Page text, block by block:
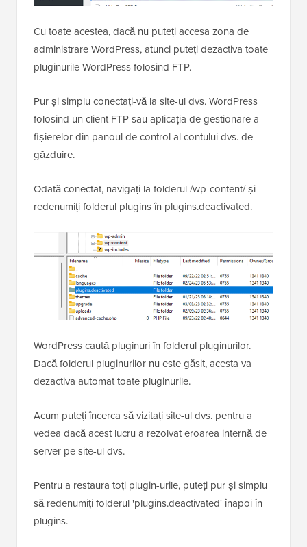
Cu toate acestea, dacă nu puteți accesa zona de
administrare WordPress, atunci puteți dezactiva toate
pluginurile WordPress folosind FTP.
Pur și simplu conectați-vă la site-ul dvs. WordPress
folosind un client FTP sau aplicația de gestionare a
fișierelor din panoul de control al contului dvs. de
găzduire.
Odată conectat, navigați la folderul /wp-content/ și
redenumiți folderul plugins în plugins.deactivated.
WordPress caută pluginuri în folderul pluginurilor.
Dacă folderul pluginurilor nu este găsit, acesta va
dezactiva automat toate pluginurile.
Acum puteți încerca să vizitați site-ul dvs. pentru a
vedea dacă acest lucru a rezolvat eroarea internă de
server pe site-ul dvs.
Pentru a restaura toți plugin-urile, puteți pur și simplu
să redenumiți folderul 'plugins.deactivated' înapoi în
plugins.